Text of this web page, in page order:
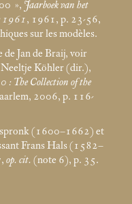
», Jaarboek van het
1961, 1961, p. 23-56,
sur les modèles.
de Jan de Braij, voir
Köhler (dir.),
The Collection of the
2006, p. 116-
(1600–1662) et
Frans Hals (1582–
op. cit. (note 6), p. 35.